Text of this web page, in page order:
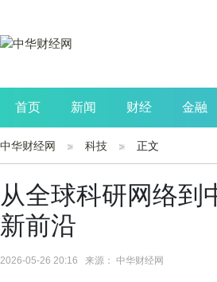
首页 新闻 财经 金融
公司 生活 读书
中华财经网 科技 正文
从全球科研网络到
新前沿
2026-05-26 20:16 来源： 中华财经网